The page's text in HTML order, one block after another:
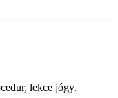
lekce jógy.